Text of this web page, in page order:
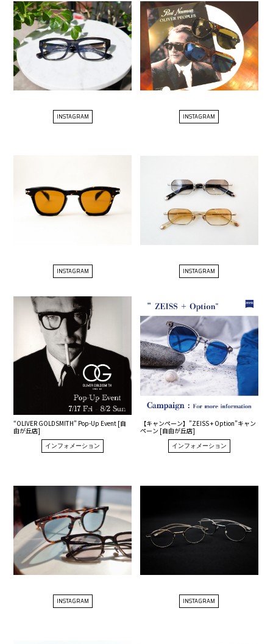
INSTAGRAM INSTAGRAM
INSTAGRAM INSTAGRAM
“OLIVER GOLDSMITH” Pop-Up Event [自
由が丘店]
インフォメーション
【キャンペーン】”ZEISS + Option”キャン
ペーン [自由が丘店]
インフォメーション
INSTAGRAM INSTAGRAM